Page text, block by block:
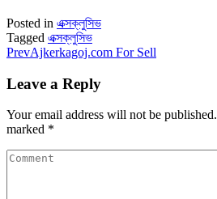
Posted in এক্সক্লুসিভ
Tagged এক্সক্লুসিভ
PrevAjkerkagoj.com For Sell
Leave a Reply
Your email address will not be published.
marked *